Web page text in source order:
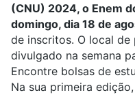
(CNU) 2024, o Enem
domingo, dia 18 de
de inscritos. O local de
divulgado na semana
Encontre bolsas de
Na sua primeira